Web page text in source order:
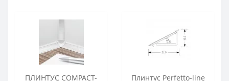
ПЛИНТУС COMPACT-
Плинтус Perfetto-line